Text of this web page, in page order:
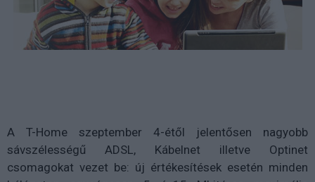
A T-Home szeptember 4-étől jelentősen nagyobb
sávszélességű ADSL, Kábelnet illetve Optinet
csomagokat vezet be: új értékesítések esetén minden